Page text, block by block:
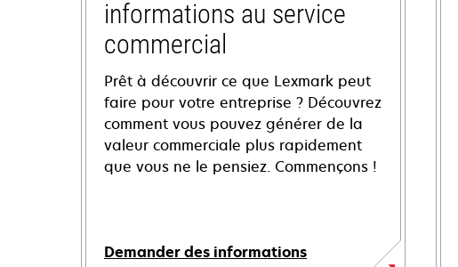
informations au service
commercial
Prêt à découvrir ce que Lexmark peut
faire pour votre entreprise ? Découvrez
comment vous pouvez générer de la
valeur commerciale plus rapidement
que vous ne le pensiez. Commençons !
Demander des informations